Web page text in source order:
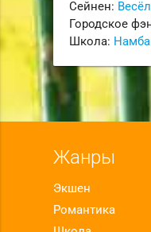
Сейнен:
Городское
Школа:
Жанры
Экшен
Романтика